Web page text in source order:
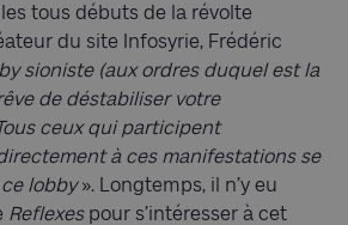
tous débuts de la révolte
du site Infosyrie, Frédéric
sioniste (aux ordres duquel est la
de déstabiliser votre
ceux qui participent
à ces manifestations se
lobby». Longtemps, il n’y eu
Reflexespour s’intéresser à cet